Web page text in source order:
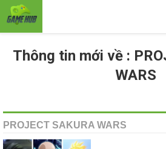
Thông tin mới về :
WARS
PROJECT SAKURA WARS